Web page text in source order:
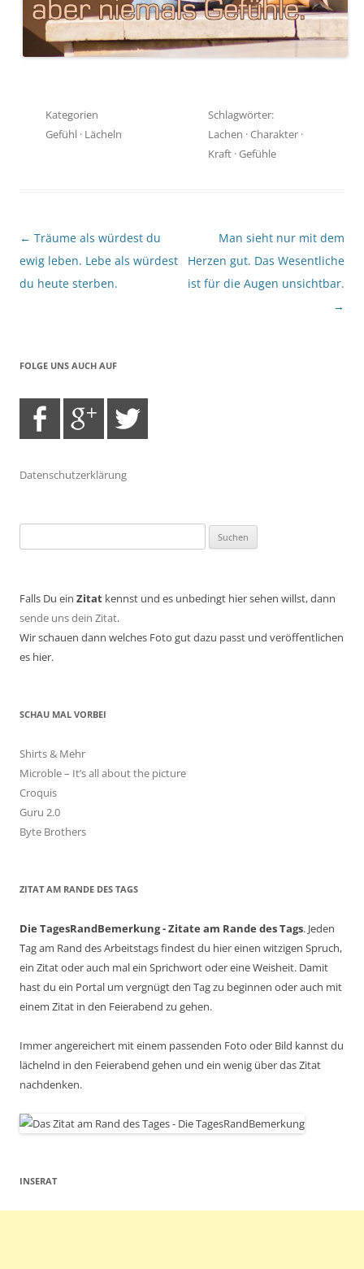
Kategorien
Gefühl · Lächeln
Schlagwörter:
Lachen ·Charakter ·
Kraft ·Gefühle
Beitragsnavigation
← Träume als würdest du
ewig leben. Lebe als würdest
du heute sterben.
Man sieht nur mit dem
Herzen gut. Das Wesentliche
ist für die Augen unsichtbar.
→
FOLGE UNS AUCH AUF
Datenschutzerklärung
nach:
Falls Du ein Zitat kennst und es unbedingt hier sehen willst, dann
sende uns dein Zitat.
Wir schauen dann welches Foto gut dazu passt und veröffentlichen
es hier.
SCHAU MAL VORBEI
Shirts & Mehr
Microble – It’s all about the picture
Croquis
Guru 2.0
Byte Brothers
ZITAT AM RANDE DES TAGS
Die TagesRandBemerkung - Zitate am Rande des Tags. Jeden
Tag am Rand des Arbeitstags findest du hier einen witzigen Spruch,
ein Zitat oder auch mal ein Sprichwort oder eine Weisheit. Damit
hast du ein Portal um vergnügt den Tag zu beginnen oder auch mit
einem Zitat in den Feierabend zu gehen.
Immer angereichert mit einem passenden Foto oder Bild kannst du
lächelnd in den Feierabend gehen und ein wenig über das Zitat
nachdenken.
INSERAT